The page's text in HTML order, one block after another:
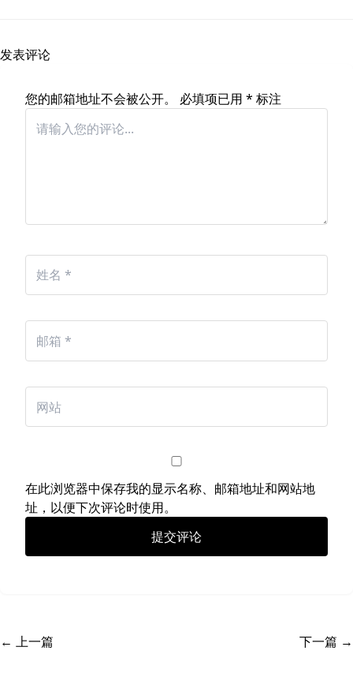
发表评论
您的邮箱地址不会被公开。 必填项已用 * 标注
在此浏览器中保存我的显示名称、邮箱地址和网站地
址，以便下次评论时使用。
← 上一篇 下一篇 →